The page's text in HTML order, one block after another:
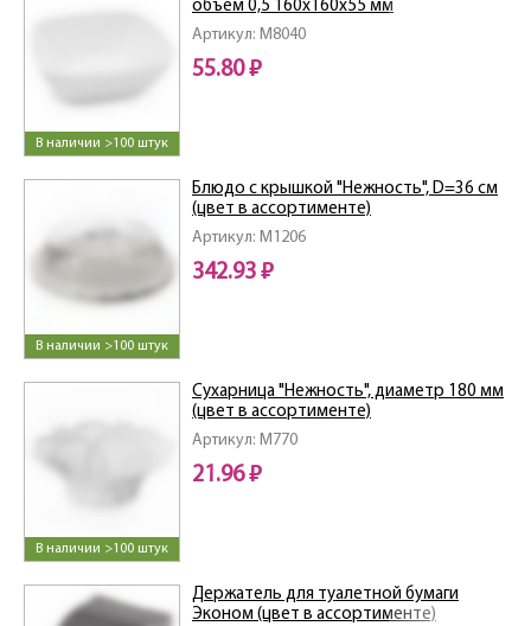
В наличии >100 штук
Артикул: M8040
объем 0,5 160х160х55 мм
55.80 ₽
В наличии >100 штук
Артикул: M1206
Блюдо с крышкой "Нежность", D=36 см
(цвет в ассортименте)
342.93 ₽
В наличии >100 штук
Артикул: M770
Сухарница "Нежность", диаметр 180 мм
(цвет в ассортименте)
21.96 ₽
Держатель для туалетной бумаги
Эконом (цвет в ассортименте)